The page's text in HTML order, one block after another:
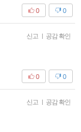
0
0
신고 | 공감 확인
0
0
신고 | 공감 확인